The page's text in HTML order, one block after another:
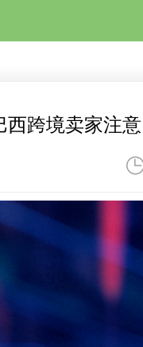
西跨境卖家注